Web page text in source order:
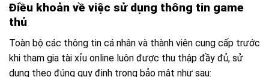
Điều khoản về việc sử dụng thông tin game
thủ
Toàn bộ các thông tin cá nhân và thành viên cung cấp trước
khi tham gia tài xỉu online luôn được thu thập đầy đủ, sử
dụng theo đúng quy định trong bảo mật như sau: